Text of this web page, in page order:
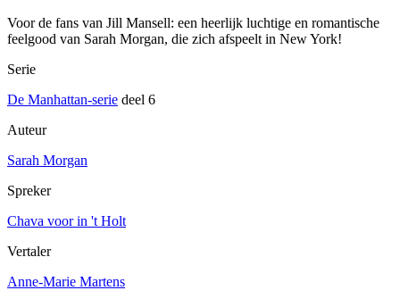
Voor de fans van Jill Mansell: een heerlijk luchtige en romantische
feelgood van Sarah Morgan, die zich afspeelt in New York!
Serie
De Manhattan-serie deel 6
Auteur
Sarah Morgan
Spreker
Chava voor in 't Holt
Vertaler
Anne-Marie Martens